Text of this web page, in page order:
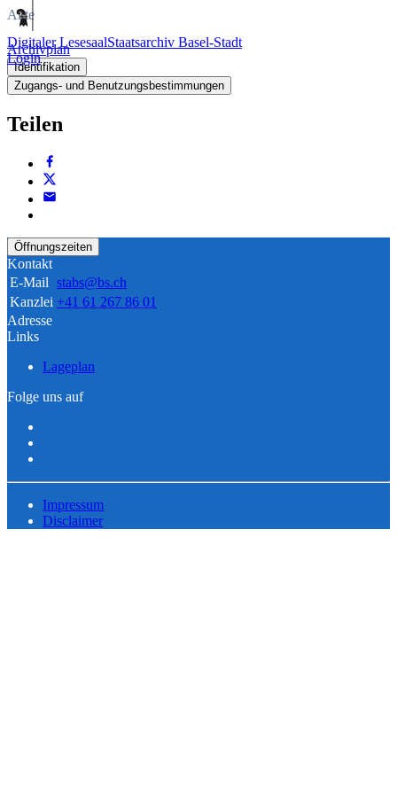
Digitaler LesesaalStaatsarchiv Basel-Stadt
Login
Akte
Archivplan
Identifikation
Zugangs- und Benutzungsbestimmungen
Teilen
Öffnungszeiten
Kontakt
E-Mail stabs@bs.ch
Kanzlei +41 61 267 86 01
Adresse
Links
Lageplan
Folge uns auf
Impressum
Disclaimer